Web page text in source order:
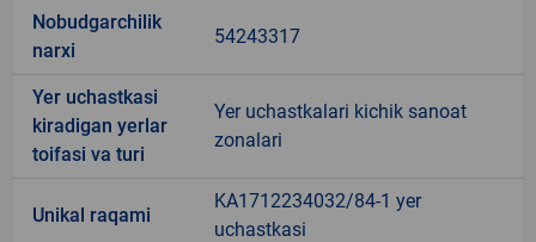
Nobudgarchilik
narxi
54243317
Yer uchastkasi
kiradigan yerlar
toifasi va turi
Yer uchastkalari kichik sanoat
zonalari
Unikal raqami
KA1712234032/84-1 yer
uchastkasi